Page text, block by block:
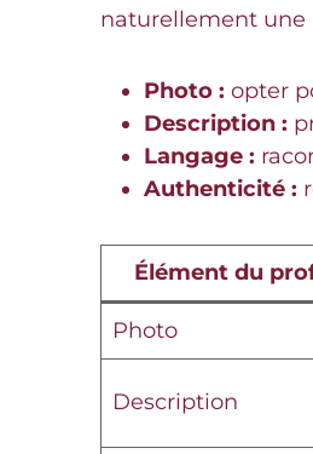
naturellement une
Photo : opter
Description :
Langage :
Authenticité :
Élément du
Photo
Description